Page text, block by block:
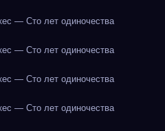
— Сто лет одиночества
— Сто лет одиночества
— Сто лет одиночества
— Сто лет одиночества